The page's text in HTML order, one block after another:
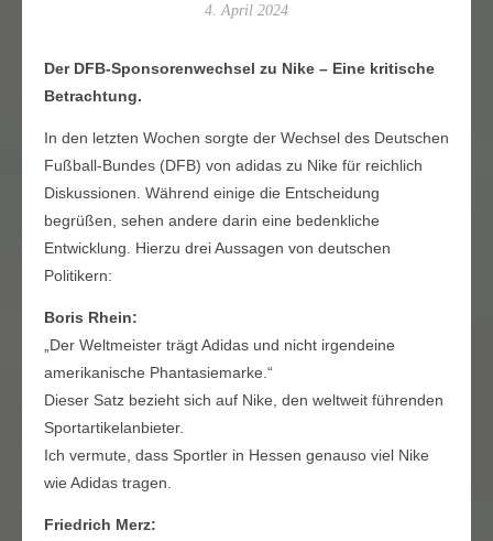
4. April 2024
Der DFB-Sponsorenwechsel zu Nike – Eine kritische
Betrachtung.
In den letzten Wochen sorgte der Wechsel des Deutschen
Fußball-Bundes (DFB) von adidas zu Nike für reichlich
Diskussionen. Während einige die Entscheidung
begrüßen, sehen andere darin eine bedenkliche
Entwicklung. Hierzu drei Aussagen von deutschen
Politikern:
Boris Rhein:
„Der Weltmeister trägt Adidas und nicht irgendeine
amerikanische Phantasiemarke.“
Dieser Satz bezieht sich auf Nike, den weltweit führenden
Sportartikelanbieter.
Ich vermute, dass Sportler in Hessen genauso viel Nike
wie Adidas tragen.
Friedrich Merz: